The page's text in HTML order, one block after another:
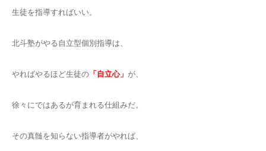
生徒を指導すればいい。
北斗塾がやる自立型個別指導は、
やればやるほど生徒の 「自立心」 が、
徐々にではあるが育まれる仕組みだ。
その真髄を知らない指導者がやれば、